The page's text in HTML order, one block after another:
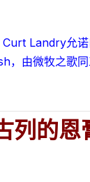
Landry允
，由微牧之歌
列的恩